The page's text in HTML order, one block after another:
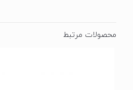
محصولات مرتبط